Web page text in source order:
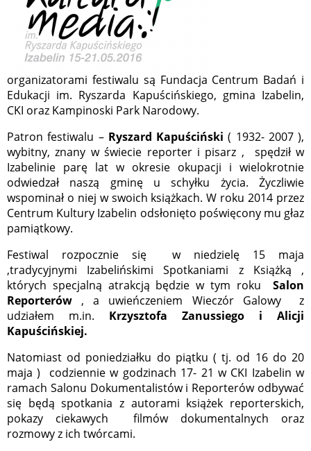
organizatorami festiwalu są Fundacja Centrum Badań i
Edukacji im. Ryszarda Kapuścińskiego, gmina Izabelin,
CKI oraz Kampinoski Park Narodowy.
Patron festiwalu – Ryszard Kapuściński ( 1932- 2007 ),
wybitny, znany w świecie reporter i pisarz , spędził w
Izabelinie parę lat w okresie okupacji i wielokrotnie
odwiedzał naszą gminę u schyłku życia. Życzliwie
wspominał o niej w swoich książkach. W roku 2014 przez
Centrum Kultury Izabelin odsłonięto poświęcony mu głaz
pamiątkowy.
Festiwal rozpocznie się w niedzielę 15 maja
,tradycyjnymi Izabelińskimi Spotkaniami z Książką ,
których specjalną atrakcją będzie w tym roku Salon
Reporterów , a uwieńczeniem Wieczór Galowy z
udziałem m.in. Krzysztofa Zanussiego i Alicji
Kapuścińskiej.
Natomiast od poniedziałku do piątku ( tj. od 16 do 20
maja ) codziennie w godzinach 17- 21 w CKI Izabelin w
ramach Salonu Dokumentalistów i Reporterów odbywać
się będą spotkania z autorami książek reporterskich,
pokazy ciekawych filmów dokumentalnych oraz
rozmowy z ich twórcami.